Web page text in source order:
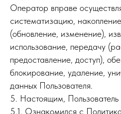
Оператор вправе
систематизацию,
(обновление, изменение),
использование, передачу
предоставление, доступ),
блокирование, удаление,
данных Пользователя.
5. Настоящим, Пользователь
5.1. Ознакомился с